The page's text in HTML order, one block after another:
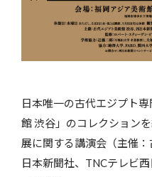
日本唯一の古代エジプト
館 渋谷」のコレクション
展に関する講演会（主催
日本新聞社、TNCテレビ